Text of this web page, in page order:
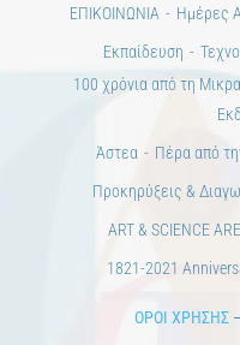
ΕΠΙΚΟΙΝΩΝΙΑ
Ημέρες
Εκπαίδευση
100 χρόνια από τη
Άστεα
Πέρα από
Προκηρύξεις &
ART & SCIENCE
1821-2021
ΟΡΟΙ ΧΡΗΣΗΣ–